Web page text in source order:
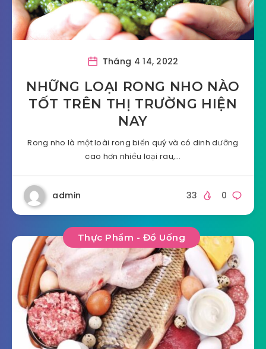
Tháng 4 14, 2022
NHỮNG LOẠI RONG NHO NÀO
TỐT TRÊN THỊ TRƯỜNG HIỆN
NAY
Rong nho là một loài rong biển quý và có dinh dưỡng
cao hơn nhiều loại rau,…
admin 0
33
Thực Phẩm - Đồ Uống